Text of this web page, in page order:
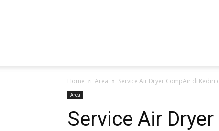
Air
Home Area Service Air Dryer CompAir di Kediri
Area
Service Air